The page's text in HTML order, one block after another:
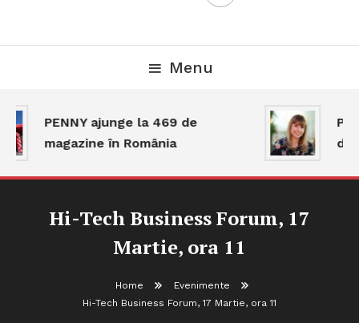
Menu
PENNY ajunge la 469 de
magazine în România
Hi-Tech Business Forum, 17
Martie, ora 11
Home
Evenimente
Hi-Tech Business Forum, 17 Martie, ora 11